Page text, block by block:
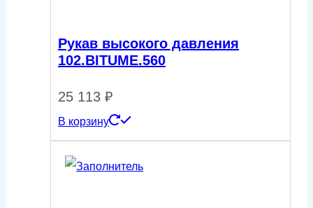
Рукав высокого давления
102.BITUME.560
25 113 ₽
В корзину